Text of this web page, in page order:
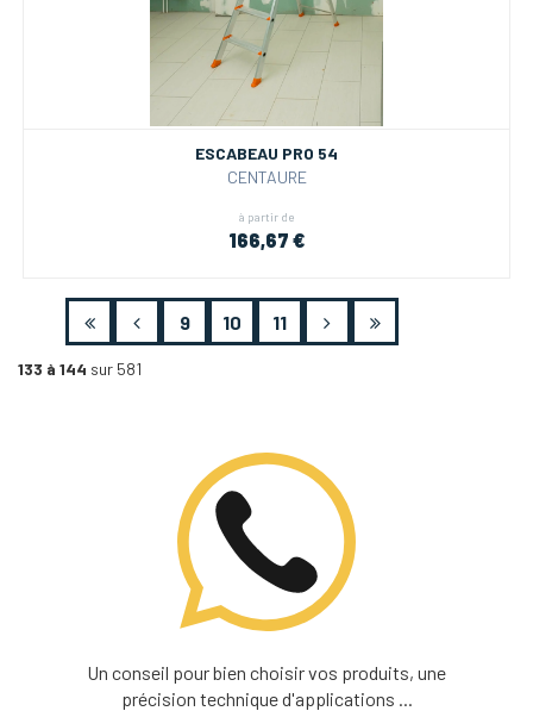
ESCABEAU PRO 54
CENTAURE
à partir de
166,67 €
133 à 144 sur 581
9 10 11
Un conseil pour bien choisir vos produits, une
précision technique d'applications ...